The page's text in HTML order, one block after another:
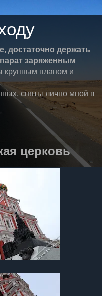
достаточно держать
заряженным
крупным планом и
сняты лично мной в
церковь